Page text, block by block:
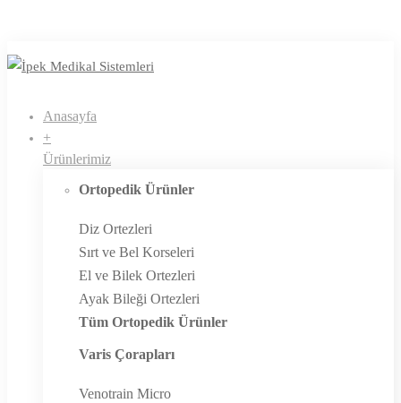
Anasayfa
+
Ürünlerimiz
Ortopedik Ürünler
Diz Ortezleri
Sırt ve Bel Korseleri
El ve Bilek Ortezleri
Ayak Bileği Ortezleri
Tüm Ortopedik Ürünler
Varis Çorapları
Venotrain Micro